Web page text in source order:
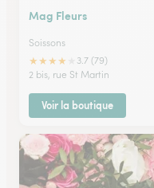
Mag Fleurs
Soissons
★★★★
3.7 (79)
2 bis, rue St Martin
Voir la boutique